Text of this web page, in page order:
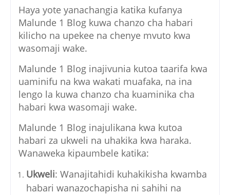
Haya yote yanachangia katika kufanya
Malunde 1 Blog kuwa chanzo cha habari
kilicho na upekee na chenye mvuto kwa
wasomaji wake.
Malunde 1 Blog inajivunia kutoa taarifa kwa
uaminifu na kwa wakati muafaka, na ina
lengo la kuwa chanzo cha kuaminika cha
habari kwa wasomaji wake.
Malunde 1 Blog inajulikana kwa kutoa
habari za ukweli na uhakika kwa haraka.
Wanaweka kipaumbele katika:
Ukweli: Wanajitahidi kuhakikisha kwamba
habari wanazochapisha ni sahihi na